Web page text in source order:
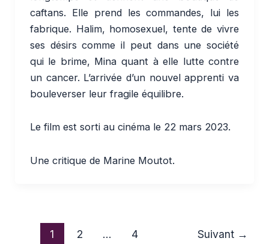
caftans. Elle prend les commandes, lui les
fabrique. Halim, homosexuel, tente de vivre
ses désirs comme il peut dans une société
qui le brime, Mina quant à elle lutte contre
un cancer. L’arrivée d’un nouvel apprenti va
bouleverser leur fragile équilibre.
Le film est sorti au cinéma le 22 mars 2023.
Une critique de Marine Moutot.
1 2 … 4 Suivant →